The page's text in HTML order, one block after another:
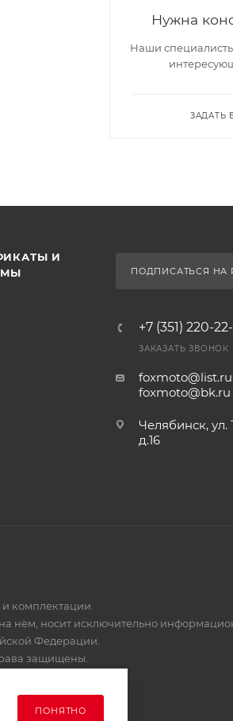
Нужна
Наши
ЗАДАТЬ
И
ПОДПИСАТЬСЯ НА
+7 (351) 220-
ЗАКАЗАТЬ ЗВОНОК
foxmoto@list.ru
foxmoto@bk.ru
Челябинск, ул.
д.16
комплектации.
нём, носит исключительно
Федерации.
защищены.
ПОНЯТНО